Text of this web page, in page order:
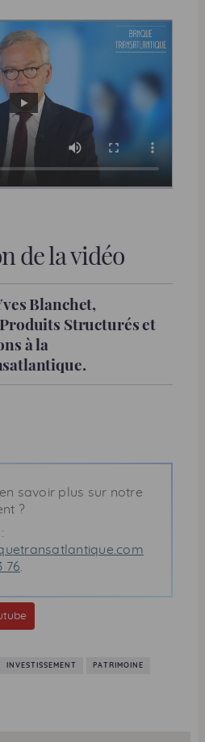
de la vidéo
Blanchet,
Structurés et
à la
savoir plus sur notre
?
76
INVESTISSEMENT PATRIMOINE